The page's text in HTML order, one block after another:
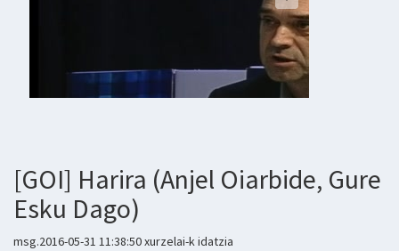
[GOI] Harira (Anjel Oiarbide, Gure
Esku Dago)
msg.2016-05-31 11:38:50 xurzelai-k idatzia